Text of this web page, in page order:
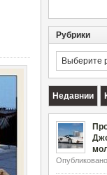
Рубрики
Рубрики
Недавнии